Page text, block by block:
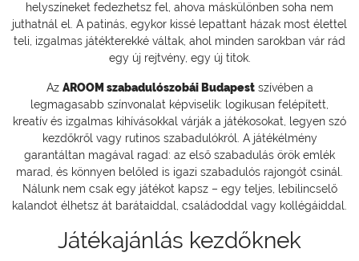
helyszíneket fedezhetsz fel, ahova máskülönben soha nem
juthatnál el. A patinás, egykor kissé lepattant házak most élettel
teli, izgalmas játékterekké váltak, ahol minden sarokban vár rád
egy új rejtvény, egy új titok.
Az AROOM szabadulószobái Budapestszívében a
legmagasabb színvonalat képviselik: logikusan felépített,
kreatív és izgalmas kihívásokkal várják a játékosokat, legyen szó
kezdőkről vagy rutinos szabadulókról. A játékélmény
garantáltan magával ragad: az első szabadulás örök emlék
marad, és könnyen belőled is igazi szabadulós rajongót csinál.
Nálunk nem csak egy játékot kapsz – egy teljes, lebilincselő
kalandot élhetsz át barátaiddal, családoddal vagy kollégáiddal.
Játékajánlás kezdőknek